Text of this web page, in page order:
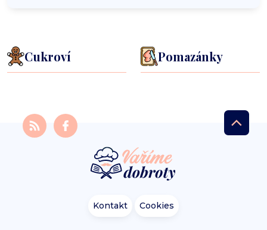
Cukroví Pomazánky
Kontakt Cookies